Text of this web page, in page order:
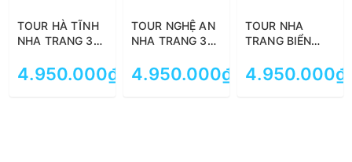
TOUR HÀ TĨNH
NHA TRANG 3
KHÁM PHÁ
VINWONDERS -
4.950.000₫ ĐẶT TOUR
TOUR NGHỆ AN
NHA TRANG 3
KHÁM PHÁ
VINWONDERS -
4.950.000₫ ĐẶT TOUR
TOUR NHA
TRANG BIỂN
ĐÊM: KHÁM
PHÁ
4.950.000₫